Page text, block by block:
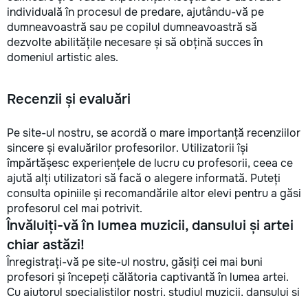
individuală în procesul de predare, ajutându-vă pe
dumneavoastră sau pe copilul dumneavoastră să
dezvolte abilitățile necesare și să obțină succes în
domeniul artistic ales.
Recenzii și evaluări
Pe site-ul nostru, se acordă o mare importanță recenziilor
sincere și evaluărilor profesorilor. Utilizatorii își
împărtășesc experiențele de lucru cu profesorii, ceea ce
ajută alți utilizatori să facă o alegere informată. Puteți
consulta opiniile și recomandările altor elevi pentru a găsi
profesorul cel mai potrivit.
Învăluiți-vă în lumea muzicii, dansului și artei
chiar astăzi!
Înregistrați-vă pe site-ul nostru, găsiți cei mai buni
profesori și începeți călătoria captivantă în lumea artei.
Cu ajutorul specialiștilor noștri, studiul muzicii, dansului și